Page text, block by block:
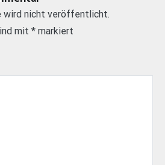
wird nicht veröffentlicht.
mit * markiert